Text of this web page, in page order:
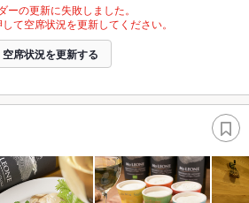
ーの更新に失敗しました。
て空席状況を更新してください。
空席状況を更新する